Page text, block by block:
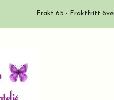
Frakt 65:- Fraktfritt